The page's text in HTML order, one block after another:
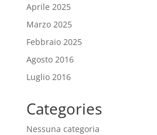
Aprile 2025
Marzo 2025
Febbraio 2025
Agosto 2016
Luglio 2016
Categories
Nessuna categoria